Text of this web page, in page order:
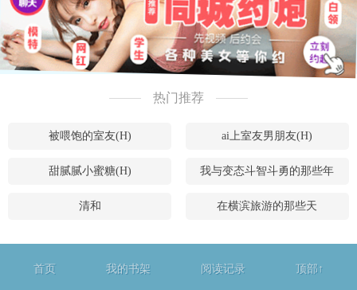
热门推荐
被喂饱的室友(H) ai上室友男朋友(H)
甜腻腻小蜜糖(H) 我与变态斗智斗勇的那些年
清和 在横滨旅游的那些天
首页 我的书架 阅读记录 顶部↑